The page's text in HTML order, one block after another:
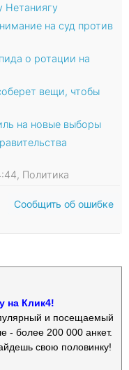
Нетаниягу
на суд против
о ротации на
вещи, чтобы
на новые выборы
Политика
Сообщить об ошибке
на Клик4!
и посещаемый
- более 200 000 анкет.
свою половинку!